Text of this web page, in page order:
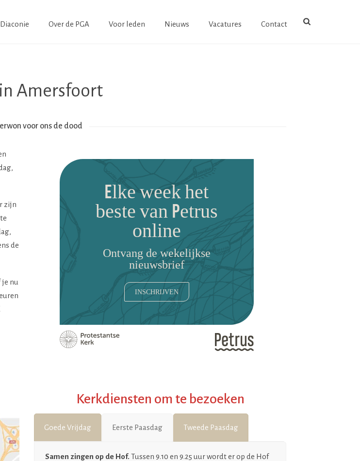
Diaconie Over de PGA Voor leden Nieuws Vacatures Contact
in Amersfoort
voor ons de dood
zijn
de
je nu
Elke week het
beste van Petrus
online
Ontvang de wekelijkse
nieuwsbrief
INSCHRIJVEN
Kerkdiensten om te bezoeken
Goede Vrijdag Eerste Paasdag Tweede Paasdag
Samen zingen op de Hof. Tussen 9.10 en 9.25 uur wordt er op de Hof